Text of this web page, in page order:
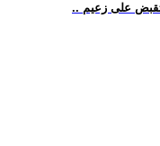
تقبض على زعيم